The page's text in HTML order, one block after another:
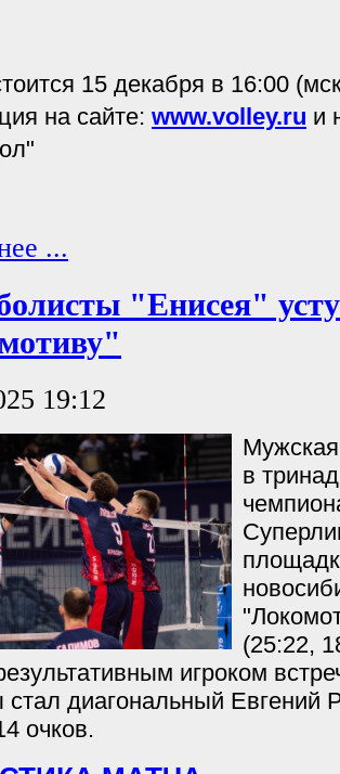
15 декабря в 16:00
на сайте: www.volley.ru и
...
"Енисея"
19:12
в
(25:22,
игроком
диагональный Евгений
очков.